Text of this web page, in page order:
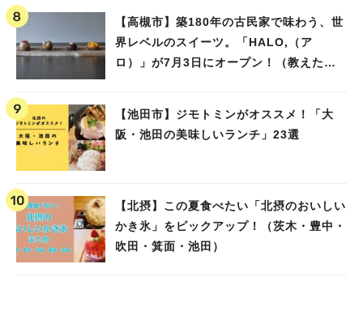
【高槻市】築180年の古民家で味わう、世
界レベルのスイーツ。「HALO,（ア
ロ）」が7月3日にオープン！（教えたい/
【池田市】ジモトミンがオススメ！「大
阪・池田の美味しいランチ」23選
【北摂】この夏食べたい「北摂のおいしい
かき氷」をピックアップ！（茨木・豊中・
吹田・箕面・池田）